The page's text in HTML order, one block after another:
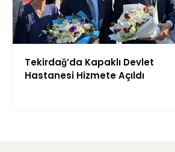
Tekirdağ’da Kapaklı Devlet
Hastanesi Hizmete Açıldı